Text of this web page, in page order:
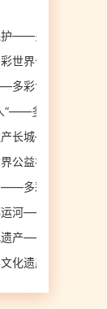
护——多彩世界公益
世界公益视频展播
多彩世界公益视频
”——多彩世界公益
长城——多彩世界
公益视频展播之十
——多彩世界公益视
河——多彩世界公
产——多彩世界公
化遗产——多彩世